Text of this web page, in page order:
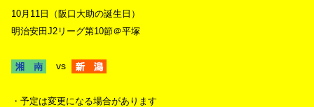
10月11日（阪口大助の誕生日）
明治安田J2リーグ第10節＠平塚
vs
・予定は変更になる場合があります